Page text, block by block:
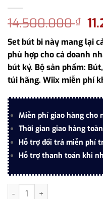
14.500.000₫
gốc
là:
Set bút bi này mang lại
phù hợp cho cả doanh
bút ký. Bộ sản phẩm:
túi hãng. Wiix miễn phí
Miễn phí giao hàng cho
Thời gian giao hàng
Hỗ trợ đổi trả miễn phí
Hỗ trợ thanh toán khi
Set bút bi Parker cao cấp